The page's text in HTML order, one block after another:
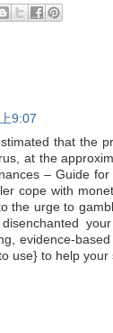
9:07
that the
at the
– Guide
cope with
the urge to
evidence-
use} to help your